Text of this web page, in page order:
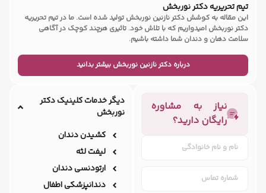
تیم تحریریه دکتر نوربخش
این مقاله به کوشش دکتر نازنین نوربخش تولید شده است. ما در تیم تحریریه
دکتر نوربخش امیدواریم که با تلاش خود. تاثیری هرچند کوچک در آگاهی
سلامت دهان و دندان شما داشته باشیم.
درباره دکتر نازنین نوربخش بیشتر بدانید
نیاز به مشاوره
رایگان دارید؟
دیگر خدمات کلینیک دکتر
نوربخش
کشیدن دندان
لیفت لثه
ارتودنسی دندان
دندانپزشکی اطفال